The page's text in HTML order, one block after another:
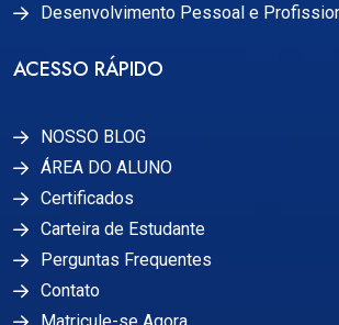
Desenvolvimento Pessoal e
ACESSO RÁPIDO
NOSSO BLOG
ÁREA DO ALUNO
Certificados
Carteira de Estudante
Perguntas Frequentes
Contato